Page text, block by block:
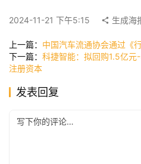
快
讯
司
2024-11-21 下午5:15 生成海
上一篇： 中国汽车流通协会通过《
下一篇： 科捷智能：拟回购1.5亿
注册资本
发表回复